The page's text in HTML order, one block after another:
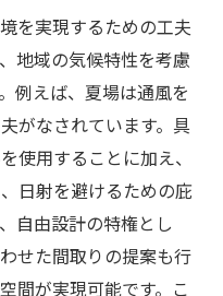
を実現するための工夫
地域の気候特性を考慮
例えば、夏場は通風を
がなされています。具
使用することに加え、
日射を避けるための庇
自由設計の特権とし
せた間取りの提案も行
間が実現可能です。こ